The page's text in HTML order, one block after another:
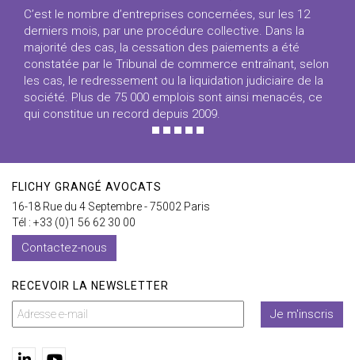
C’est le nombre d’entreprises concernées, sur les 12
derniers mois, par une procédure collective. Dans la
majorité des cas, la cessation des paiements a été
constatée par le Tribunal de commerce entraînant, selon
les cas, le redressement ou la liquidation judiciaire de la
société. Plus de 75 000 emplois sont ainsi menacés, ce
qui constitue un record depuis 2009.
FLICHY GRANGÉ AVOCATS
16-18 Rue du 4 Septembre - 75002 Paris
Tél : +33 (0)1 56 62 30 00
Contactez-nous
RECEVOIR LA NEWSLETTER
Je m'inscris